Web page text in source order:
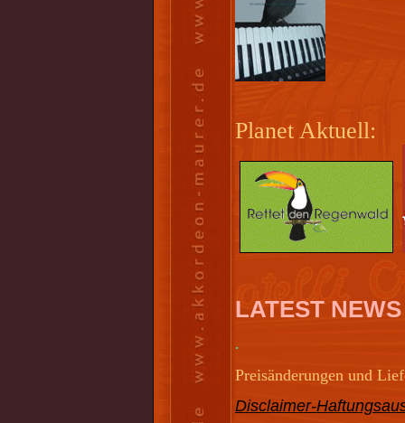
Planet Aktuell:
LATEST NEWS
.
Preisänderungen und
Disclaimer-